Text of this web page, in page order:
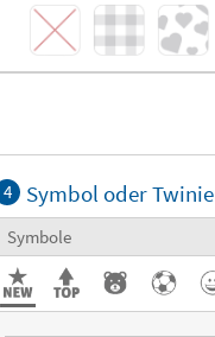
4 Symbol oder Twinie
Symbole